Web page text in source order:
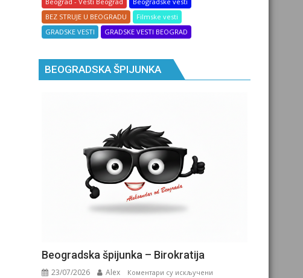
BEZ STRUJE U BEOGRADU
Filmske vesti
GRADSKE VESTI
GRADSKE VESTI BEOGRAD
BEOGRADSKA ŠPIJUNKA
Beogradska špijunka – Birokratija
23/07/2026 Alex Коментари су искључени